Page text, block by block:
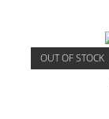
OUT OF STOCK